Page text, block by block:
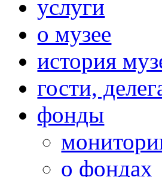
услуги
о музее
история
гости,
фонды
о фондах